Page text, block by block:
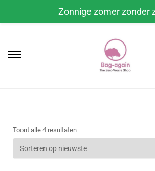
Toont alle 4 resultaten
Zonnige zomer zonder